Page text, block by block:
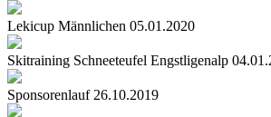
Lekicup Männlichen 05.01.2020
Skitraining Schneeteufel Engstligenalp
Sponsorenlauf 26.10.2019